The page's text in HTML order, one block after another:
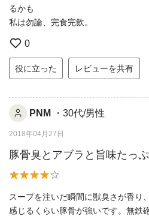
るかも
私は勿論、完食完飲。
0
役に立った レビューを共有
PNM ・30代/男性
2018年04月27日
豚骨臭とアブラと旨味たっぷ
スープを注いだ瞬間に獣臭さが香り
感じるくらい豚骨が強いです。無鉄